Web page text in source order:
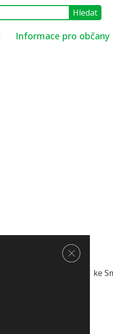
Informace pro občany
Ježka.2.Dodatek č. 1 ke
Zavřít cookie